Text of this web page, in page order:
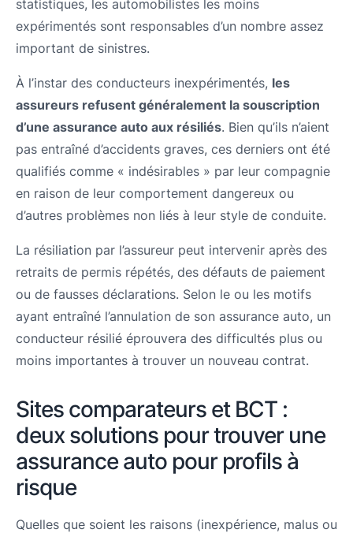
statistiques, les automobilistes les moins
expérimentés sont responsables d’un nombre assez
important de sinistres.
À l’instar des conducteurs inexpérimentés, les
assureurs refusent généralement la souscription
d’une assurance auto aux résiliés. Bien qu’ils n’aient
pas entraîné d’accidents graves, ces derniers ont été
qualifiés comme « indésirables » par leur compagnie
en raison de leur comportement dangereux ou
d’autres problèmes non liés à leur style de conduite.
La résiliation par l’assureur peut intervenir après des
retraits de permis répétés, des défauts de paiement
ou de fausses déclarations. Selon le ou les motifs
ayant entraîné l’annulation de son assurance auto, un
conducteur résilié éprouvera des difficultés plus ou
moins importantes à trouver un nouveau contrat.
Sites comparateurs et BCT :
deux solutions pour trouver une
assurance auto pour profils à
risque
Quelles que soient les raisons (inexpérience, malus ou